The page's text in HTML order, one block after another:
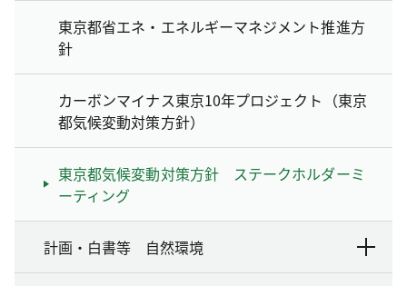
東京都省エネ・エネルギーマネジメント推進方
針
カーボンマイナス東京10年プロジェクト（東京
都気候変動対策方針）
東京都気候変動対策方針 ステークホルダーミ
ーティング
計画・白書等 自然環境